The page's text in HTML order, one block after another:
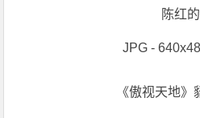
陈红
JPG -
《傲视天地